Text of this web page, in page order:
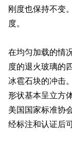
刚度也保持不变
度。
在均匀加载的情
度的退火玻璃的
冰雹石块的冲击
形状基本呈立方
美国国家标准协
经标注和认证后